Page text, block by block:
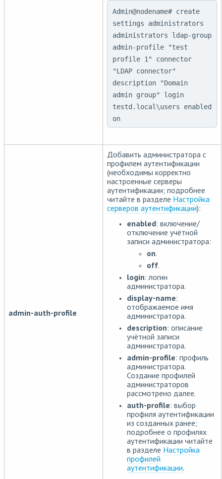
Admin@nodename# create
settings administrators
administrators ldap-group
admin-profile "test
profile 1" connector
"LDAP connector"
description "Domain
admin group" login
testd.local\users enabled
on
admin-auth-profile
Добавить администратора с
профилем аутентификации
(необходимы корректно
настроенные серверы
аутентификации; подробнее
читайте в разделе Настройка
серверов аутентификации):
enabled: включение/
отключение учётной
записи администратора:
on.
off.
login: логин
администратора.
display-name:
отображаемое имя
администратора.
description: описание
учётной записи
администратора.
admin-profile: профиль
администратора.
Создание профилей
администраторов
рассмотрено далее.
auth-profile: выбор
профиля аутентификации
из созданных ранее;
подробнее о профилях
аутентификации читайте
в разделе Настройка
профилей
аутентификации.